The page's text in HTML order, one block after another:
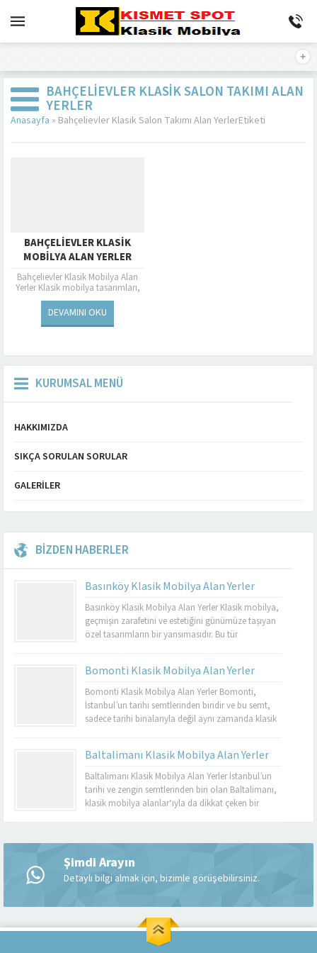
BAHÇELIEVLER KLASIK SALON TAKIMI ALAN
YERLER
Anasayfa » Bahçelievler Klasik Salon Takımı Alan YerlerEtiketi
BAHÇELIEVLER KLASIK
MOBILYA ALAN YERLER
Bahçelievler Klasik Mobilya Alan
Yerler Klasik mobilya tasarımları,
zamansız şıklığı ve estetiğiyle
dikkat çeken seçeneklerdir.
şehirde,...
DEVAMINI OKU
KURUMSAL MENÜ
HAKKIMIZDA
SIKÇA SORULAN SORULAR
GALERILER
BİZDEN HABERLER
Basınköy Klasik Mobilya Alan Yerler
Basınköy Klasik Mobilya Alan Yerler Klasik mobilya,
geçmişin zarafetini ve estetiğini günümüze taşıyan
özel tasarımların bir yansımasıdır. Bu tür
mobilya alan yerler, bu tür özel parçaları
değerlendirmek isteyenler için mükemmel bir
seçenektir. Eğer siz de eski mobilyalarınızı satmayı...
Bomonti Klasik Mobilya Alan Yerler
Bomonti Klasik Mobilya Alan Yerler Bomonti,
İstanbul’un tarihi semtlerinden biridir ve bu semt,
sadece tarihi binalarıyla değil aynı zamanda klasik
bir semt olup, bu semtte klasik mobilyaları sevenler
için birçok seçenek sunmaktadır. Bomonti klasik
mobilya...
Baltalimanı Klasik Mobilya Alan Yerler
Baltalimanı Klasik Mobilya Alan Yerler İstanbul’un
tarihi ve zengin semtlerinden biri olan Baltalimanı,
klasik mobilya alanlar‘ıyla da dikkat çeken bir
mobilya ürünlerini bulabileceğiniz birçok
mağazaya ev sahipliği yapmaktadır. Bu makalede,
Baltalimanı klasik mobilya alan yerler hakkında...
Şimdi Arayın
Detaylı bilgi almak için, bizimle görüşebilirsiniz.
Cevap Yaz